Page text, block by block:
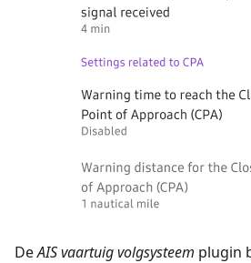
DeAIS vaartuig volgsysteem plugin